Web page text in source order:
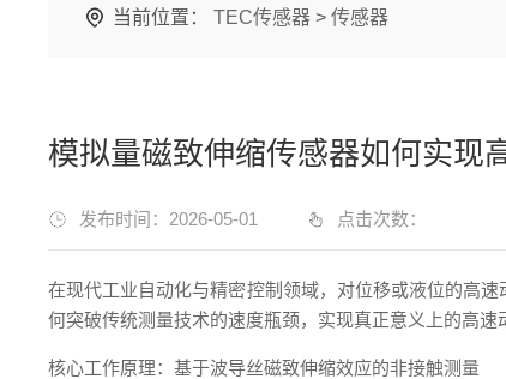
当前位置： TEC传感器 > 传感器
模拟量磁致伸缩传感器如何实现
发布时间：2026-05-01 点击次数：
在现代工业自动化与精密控制领域，对位移或液位的高
何突破传统测量技术的速度瓶颈，实现真正意义上的高
核心工作原理：基于波导丝磁致伸缩效应的非接触测量